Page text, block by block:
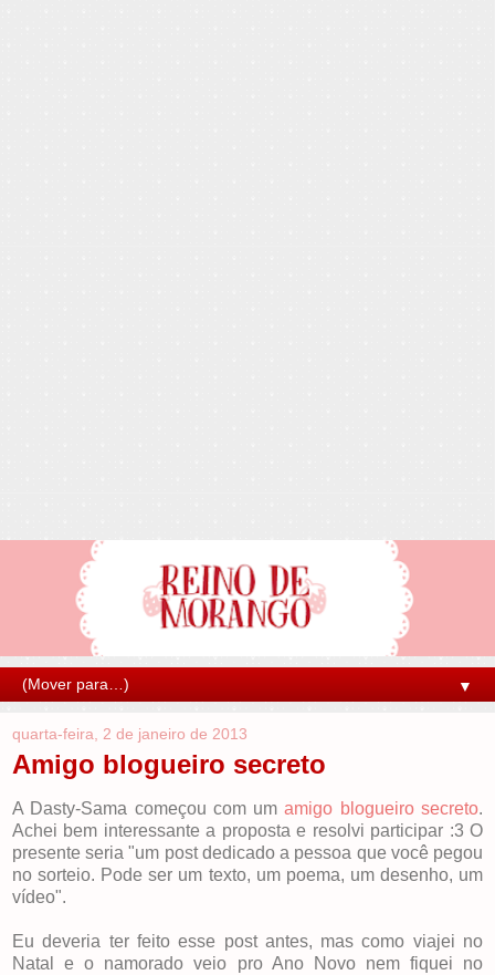
▼
quarta-feira, 2 de janeiro de 2013
Amigo blogueiro secreto
A Dasty-Sama começou com umamigo blogueiro secreto.
Achei bem interessante a proposta e resolvi participar :3 O
presente seria "um post dedicado a pessoa que você pegou
no sorteio. Pode ser um texto, um poema, um desenho, um
vídeo".
Eu deveria ter feito esse post antes, mas como viajei no
Natal e o namorado veio pro Ano Novo nem fiquei no